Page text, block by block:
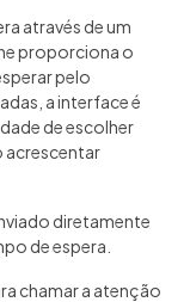
através de um
proporciona o
pelo
a interface é
de escolher
acrescentar
diretamente
de espera.
chamar a atenção